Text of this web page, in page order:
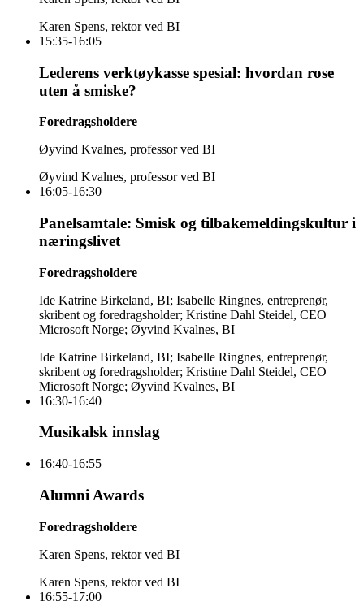
Karen Spens, rektor ved BI
15:35-16:05
Lederens verktøykasse spesial: hvordan rose
uten å smiske?
Foredrags­holdere
Øyvind Kvalnes, professor ved BI
Øyvind Kvalnes, professor ved BI
16:05-16:30
Panelsamtale: Smisk og tilbakemeldingskultur i
næringslivet
Foredrags­holdere
Ide Katrine Birkeland, BI; Isabelle Ringnes, entreprenør,
skribent og foredragsholder; Kristine Dahl Steidel, CEO
Microsoft Norge; Øyvind Kvalnes, BI
Ide Katrine Birkeland, BI; Isabelle Ringnes, entreprenør,
skribent og foredragsholder; Kristine Dahl Steidel, CEO
Microsoft Norge; Øyvind Kvalnes, BI
16:30-16:40
Musikalsk innslag
16:40-16:55
Alumni Awards
Foredrags­holdere
Karen Spens, rektor ved BI
Karen Spens, rektor ved BI
16:55-17:00